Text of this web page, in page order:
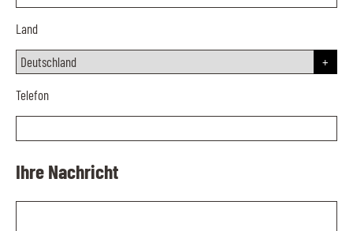
Land
Telefon
Ihre Nachricht